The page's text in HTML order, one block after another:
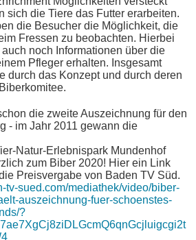
sich die Tiere das Futter erarbeiten.
die Besucher die Möglichkeit, die
Fressen zu beobachten. Hierbei
noch Informationen über die
Pfleger erhalten. Insgesamt
durch das Konzept und durch deren
die zweite Auszeichnung für den
- im Jahr 2011 gewann die
Natur-Erlebnispark Mundenhof
zum Biber 2020! Hier ein Link
Preisvergabe von Baden TV Süd.
tv-sued.com/mediathek/video/biber-
auszeichnung-fuer-schoenstes-
?